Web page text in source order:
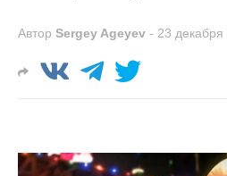
Автор Sergey Ageyev - 23 декабря